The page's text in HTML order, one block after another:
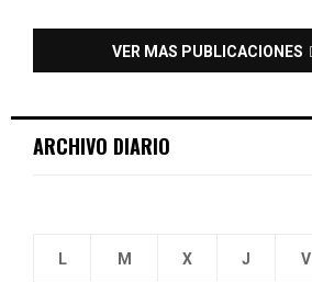
VER MAS PUBLICACIONES
ARCHIVO DIARIO
L M X J V